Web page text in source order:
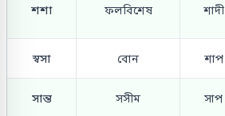
শশা ফলবিশেষ শাদী
স্বসা বোন শাপ
সান্ত সসীম সাপ